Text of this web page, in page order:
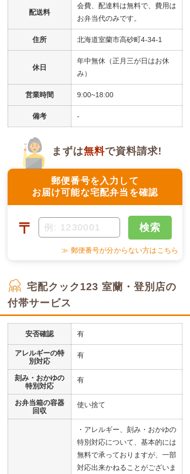
配送料
会費、配達料は無料で、費用は
お弁当代のみです。
住所 北海道室蘭市高砂町4-34-1
休日
年中無休（正月三が日はお休
み）
営業時間 9:00~18:00
備考 -
郵便番号を入力して
お届け可能な宅配弁当を確認
まずは無料で資料請求!
〒 検索
≫ 郵便番号が分からない方はこちら
宅配クック123 室蘭・登別店の
付帯サービス
安否確認 有
アレルギーの特
別対応
有
刻み・おかゆの
特別対応
有
お弁当箱の容器
回収
使い捨て
・アレルギー、刻み・おかゆの
特別対応について、基本的には
無料で承っておりますが、一部
対応出来かねることがございま